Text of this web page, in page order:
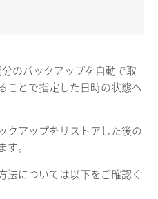
のバックアップを自動で取
ことで指定した日時の状態へ
クアップをリストアした後の
。
法については以下をご確認く